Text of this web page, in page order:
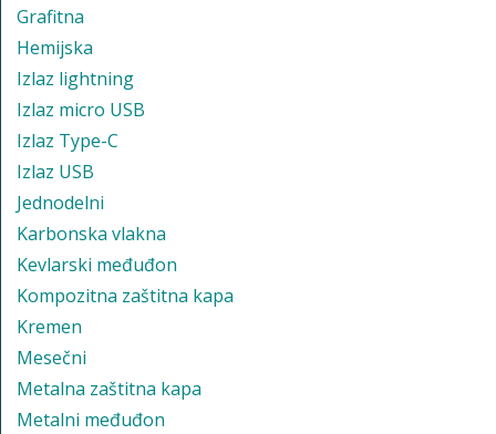
Grafitna
Hemijska
Izlaz lightning
Izlaz micro USB
Izlaz Type-C
Izlaz USB
Jednodelni
Karbonska vlakna
Kevlarski međuđon
Kompozitna zaštitna kapa
Kremen
Mesečni
Metalna zaštitna kapa
Metalni međuđon